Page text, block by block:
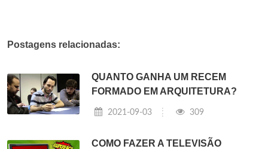
Postagens relacionadas:
QUANTO GANHA UM RECEM
FORMADO EM ARQUITETURA?
2021-09-03 309
COMO FAZER A TELEVISÃO